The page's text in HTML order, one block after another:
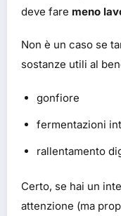
deve fare meno
Non è un caso se
sostanze utili al
gonfiore
fermentazioni
rallentamento
Certo, se hai un
attenzione (ma